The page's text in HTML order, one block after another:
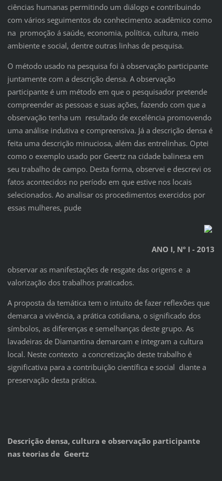
ciências humanas permitindo um diálogo e contribuindo
com vários seguimentos do conhecimento acadêmico como
na promoção á saúde, economia, política, cultura, meio
ambiente e social, dentre outras linhas de pesquisa.
O método usado na pesquisa foi à observação participante
juntamente com a descrição densa. A observação
participante é um método em que o pesquisador pretende
compreender as pessoas e suas ações, fazendo com que a
observação tenha um resultado de excelência promovendo
uma análise indutiva e compreensiva. Já a descrição densa é
feita uma descrição minuciosa, além das entrelinhas. Optei
como o exemplo usado por Geertz na cidade balinesa em
seu trabalho de campo. Desta forma, observei e descrevi os
fatos acontecidos no período em que estive nos locais
selecionados. Ao analisar os procedimentos exercidos por
essas mulheres, pude
ANO I, Nº I - 2013
observar as manifestações de resgate das origens e a
valorização dos trabalhos praticados.
A proposta da temática tem o intuito de fazer reflexões que
demarca a vivência, a prática cotidiana, o significado dos
símbolos, as diferenças e semelhanças deste grupo. As
lavadeiras de Diamantina demarcam e integram a cultura
local. Neste contexto a concretização deste trabalho é
significativa para a contribuição científica e social diante a
preservação desta prática.
Descrição densa, cultura e observação participante
nas teorias de Geertz